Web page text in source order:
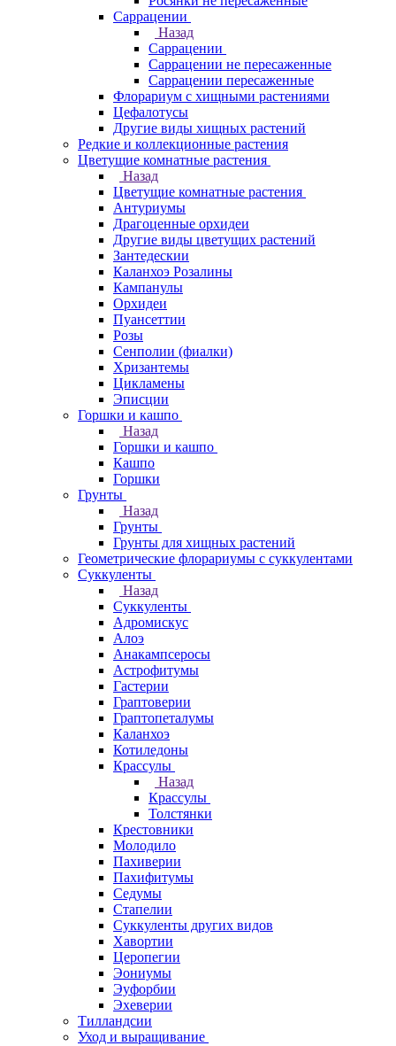
Саррацении
Назад
Саррацении
Саррацении не пересаженные
Саррацении пересаженные
Флорариум с хищными растениями
Цефалотусы
Другие виды хищных растений
Редкие и коллекционные растения
Цветущие комнатные растения
Назад
Цветущие комнатные растения
Антуриумы
Драгоценные орхидеи
Другие виды цветущих растений
Зантедескии
Каланхоэ Розалины
Кампанулы
Орхидеи
Пуансеттии
Розы
Сенполии (фиалки)
Хризантемы
Цикламены
Эписции
Горшки и кашпо
Назад
Горшки и кашпо
Кашпо
Горшки
Грунты
Назад
Грунты
Грунты для хищных растений
Геометрические флорариумы с суккулентами
Суккуленты
Назад
Суккуленты
Адромискус
Алоэ
Анакампсеросы
Астрофитумы
Гастерии
Граптоверии
Граптопеталумы
Каланхоэ
Котиледоны
Крассулы
Назад
Крассулы
Толстянки
Крестовники
Молодило
Пахиверии
Пахифитумы
Седумы
Стапелии
Суккуленты других видов
Хавортии
Церопегии
Эониумы
Эуфорбии
Эхеверии
Тилландсии
Уход и выращивание